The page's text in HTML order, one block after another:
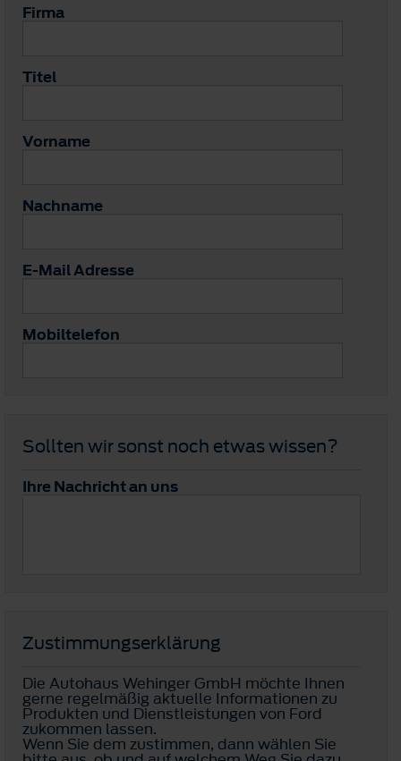
Firma
Titel
Vorname
Nachname
E-Mail Adresse
Mobiltelefon
Sollten wir sonst noch etwas wissen?
Ihre Nachricht an uns
Zustimmungserklärung
Die Autohaus Wehinger GmbH möchte Ihnen
gerne regelmäßig aktuelle Informationen zu
Produkten und Dienstleistungen von Ford
zukommen lassen.
Wenn Sie dem zustimmen, dann wählen Sie